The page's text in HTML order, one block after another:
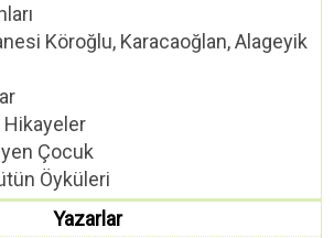
Köroğlu, Karacaoğlan, Alageyik
Hikayeler
Çocuk
Öyküleri
Yazarlar